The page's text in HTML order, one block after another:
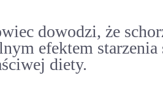
dowodzi, że
efektem
diety.